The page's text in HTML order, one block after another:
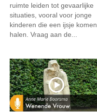
ruimte leiden tot gevaarlijke
situaties, vooral voor jonge
kinderen die een ijsje komen
halen. Vraag aan de...